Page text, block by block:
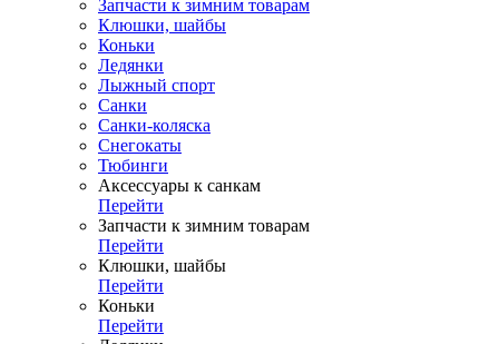
Запчасти к зимним товарам
Клюшки, шайбы
Коньки
Ледянки
Лыжный спорт
Санки
Санки-коляска
Снегокаты
Тюбинги
Аксессуары к санкам
Перейти
Запчасти к зимним товарам
Перейти
Клюшки, шайбы
Перейти
Коньки
Перейти